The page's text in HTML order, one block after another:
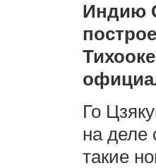
Индию
Го
на деле
такие